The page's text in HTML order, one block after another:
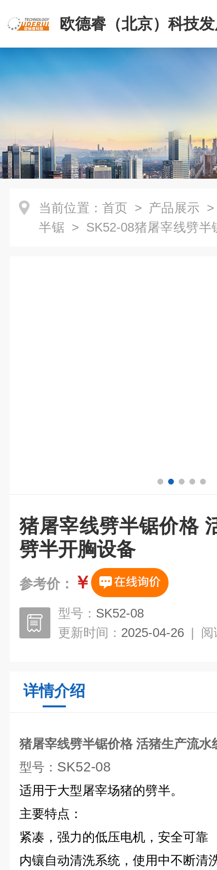
欧德睿（北京）科技
公司
当前位置： 首页 > 产品展示
半锯 > SK52-08猪屠宰线劈半
猪屠宰线劈半锯价格
劈半开胸设备
参考价： ￥
型号： SK52-08
更新时间： 2025-04-26 | 阅
详情介绍
猪屠宰线劈半锯价格 活猪生产流水
型号： SK52-08
适用于大型屠宰场猪的劈半。
主要特点：
紧凑，强力的低压电机，安全可靠
内镶自动清洗系统，使用中不断清